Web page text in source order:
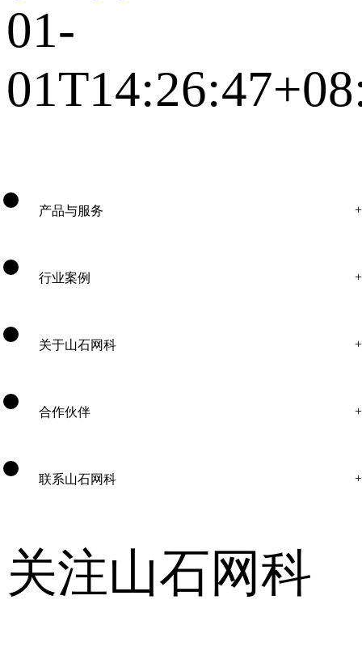
01-
产品与服务
行业案例
关于山石网科
合作伙伴
联系山石网科
关注山石网科